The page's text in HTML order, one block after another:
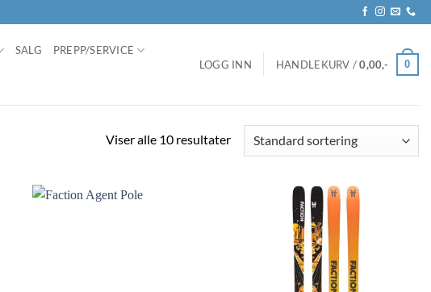
SALG PREPP/SERVICE
LOGG INN HANDLEKURV /0,00,- 0
Viser alle 10 resultater